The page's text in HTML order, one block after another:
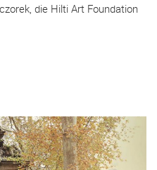
die Hilti Art Foundation